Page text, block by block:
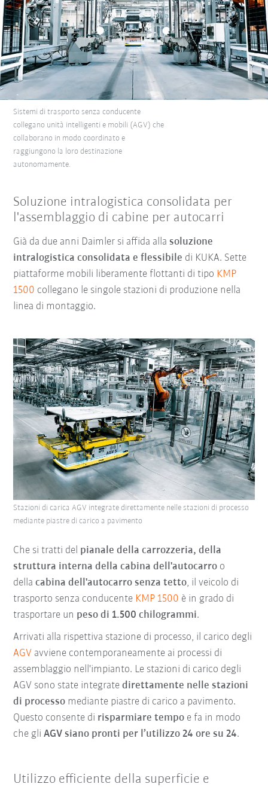
Sistemi di trasporto senza conducente
collegano unità intelligenti e mobili (AGV) che
collaborano in modo coordinato e
raggiungono la loro destinazione
autonomamente.
Soluzione intralogistica consolidata per
l'assemblaggio di cabine per autocarri
Già da due anni Daimler si affida allasoluzione
intralogistica consolidata e flessibile di KUKA. Sette
piattaforme mobili liberamente flottanti di tipo KMP
1500 collegano le singole stazioni di produzione nella
linea di montaggio.
Che si tratti del pianale della carrozzeria, della
struttura interna della cabina dell'autocarro o
dellacabina dell'autocarro senza tetto, il veicolo di
trasporto senza conducente KMP 1500 è in grado di
trasportare un peso di 1.500 chilogrammi.
Arrivati alla rispettiva stazione di processo, il carico degli
AGV avviene contemporaneamente ai processi di
assemblaggio nell'impianto. Le stazioni di carico degli
AGV sono state integratedirettamente nelle stazioni
di processo mediante piastre di carico a pavimento.
Questo consente di risparmiare tempo e fa in modo
che gliAGV siano pronti per l’utilizzo 24 ore su 24.
Stazioni di carica AGV integrate direttamente nelle stazioni di processo
mediante piastre di carico a pavimento
Utilizzo efficiente della superficie e